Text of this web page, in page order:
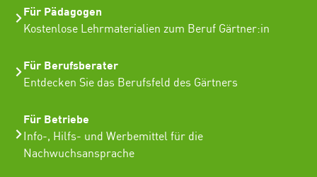
Für Pädagogen
Kostenlose Lehrmaterialien zum Beruf Gärtner:in
Für Berufsberater
Entdecken Sie das Berufsfeld des Gärtners
Für Betriebe
Info-, Hilfs- und Werbemittel für die
Nachwuchsansprache